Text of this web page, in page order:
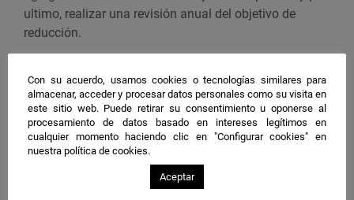
ultimo, realizar una revisión anual del objetivo de
reducción.
Informe 2016 de transparencia del Compact de
Estados y Regiones
Actuaciones ante el cambio climático
Emisiones de gases de efecto invernadero
Con su acuerdo, usamos cookies o tecnologías similares para
almacenar, acceder y procesar datos personales como su visita en
este sitio web. Puede retirar su consentimiento u oponerse al
procesamiento de datos basado en intereses legítimos en
cualquier momento haciendo clic en "Configurar cookies" en
nuestra política de cookies.
Aceptar